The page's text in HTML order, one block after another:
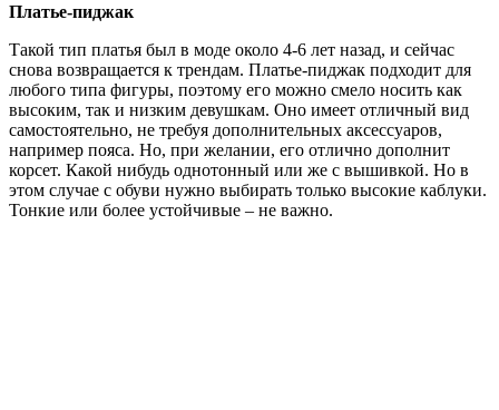
Платье-пиджак
Такой тип платья был в моде около 4-6 лет назад, и сейчас
снова возвращается к трендам. Платье-пиджак подходит для
любого типа фигуры, поэтому его можно смело носить как
высоким, так и низким девушкам. Оно имеет отличный вид
самостоятельно, не требуя дополнительных аксессуаров,
например пояса. Но, при желании, его отлично дополнит
корсет. Какой нибудь однотонный или же с вышивкой. Но в
этом случае с обуви нужно выбирать только высокие каблуки.
Тонкие или более устойчивые – не важно.